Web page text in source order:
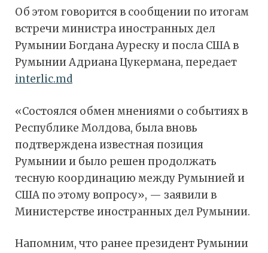
Об этом говорится в сообщении по итогам
встречи министра иностранных дел
Румынии Богдана Ауреску и посла США в
Румынии Адриана Цукермана, передает
interlic.md
«Состоялся обмен мнениями о событиях в
Республике Молдова, была вновь
подтверждена известная позиция
Румынии и было решен продолжать
тесную координацию между Румынией и
США по этому вопросу», — заявили в
Министерстве иностранных дел Румынии.
Напомним, что ранее президент Румынии